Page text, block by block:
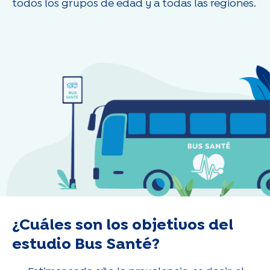
todos los grupos de edad y a todas las regiones.
¿Cuáles son los objetivos del
estudio Bus Santé?